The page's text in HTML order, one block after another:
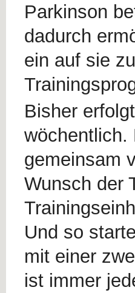
Parkinson
dadurch
ein auf sie
Bisher
wöchentlich.
gemeinsam
Wunsch der
Und so
mit einer
ist immer